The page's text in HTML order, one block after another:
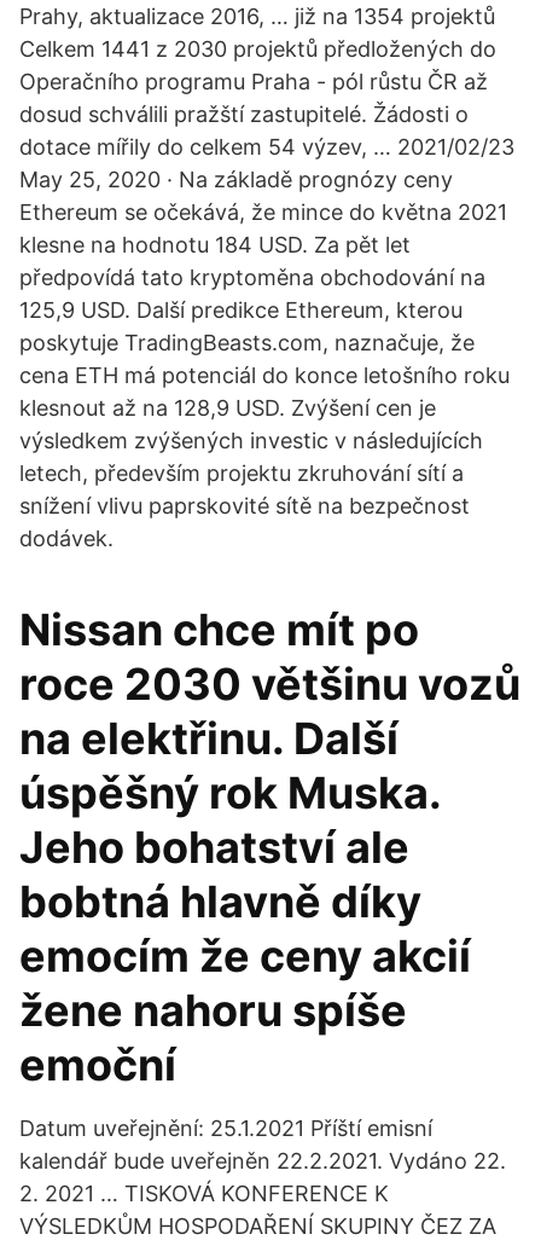
Prahy, aktualizace 2016, … již na 1354 projektů
Celkem 1441 z 2030 projektů předložených do
Operačního programu Praha - pól růstu ČR až
dosud schválili pražští zastupitelé. Žádosti o
dotace mířily do celkem 54 výzev, … 2021/02/23
May 25, 2020 · Na základě prognózy ceny
Ethereum se očekává, že mince do května 2021
klesne na hodnotu 184 USD. Za pět let
předpovídá tato kryptoměna obchodování na
125,9 USD. Další predikce Ethereum, kterou
poskytuje TradingBeasts.com, naznačuje, že
cena ETH má potenciál do konce letošního roku
klesnout až na 128,9 USD. Zvýšení cen je
výsledkem zvýšených investic v následujících
letech, především projektu zkruhování sítí a
snížení vlivu paprskovité sítě na bezpečnost
dodávek.
Nissan chce mít po
roce 2030 většinu vozů
na elektřinu. Další
úspěšný rok Muska.
Jeho bohatství ale
bobtná hlavně díky
emocím že ceny akcií
žene nahoru spíše
emoční
Datum uveřejnění: 25.1.2021 Příští emisní
kalendář bude uveřejněn 22.2.2021. Vydáno 22.
2. 2021 … TISKOVÁ KONFERENCE K
VÝSLEDKŮM HOSPODAŘENÍ SKUPINY ČEZ ZA